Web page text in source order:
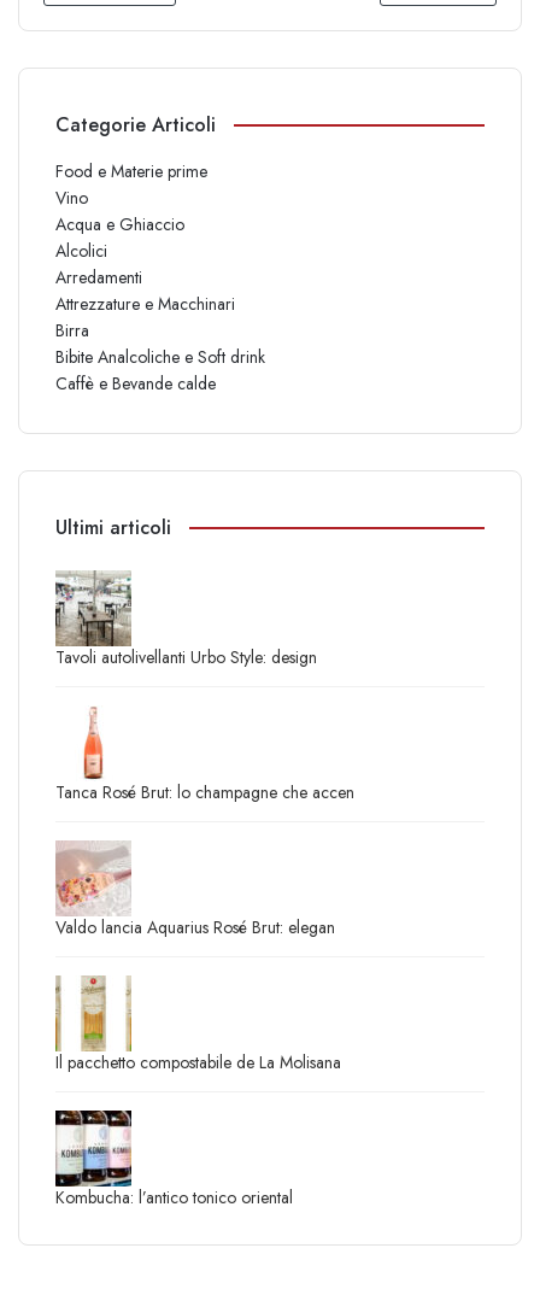
Categorie Articoli
Food e Materie prime
Vino
Acqua e Ghiaccio
Alcolici
Arredamenti
Attrezzature e Macchinari
Birra
Bibite Analcoliche e Soft drink
Caffè e Bevande calde
Ultimi articoli
Tavoli autolivellanti Urbo Style: design
Tanca Rosé Brut: lo champagne che accen
Valdo lancia Aquarius Rosé Brut: elegan
Il pacchetto compostabile de La Molisana
Kombucha: l’antico tonico oriental